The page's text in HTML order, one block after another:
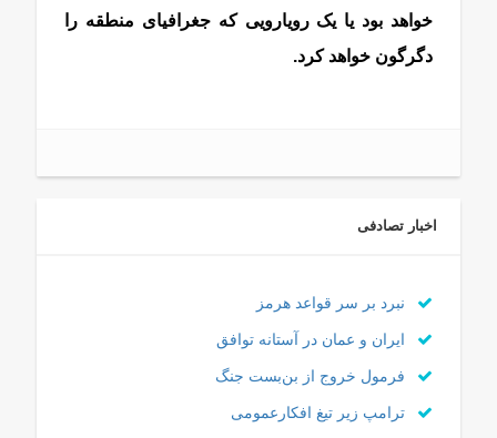
خواهد بود یا یک رویارویی که جغرافیای منطقه را
دگرگون خواهد کرد.
اخبار تصادفی
نبرد بر سر قواعد هرمز
ایران و عمان در آستانه توافق
فرمول خروج از بن‌بست جنگ
ترامپ زیر تیغ افکارعمومی